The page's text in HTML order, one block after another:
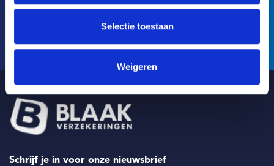
Selectie toestaan
Weigeren
Onafhankelijk advies op maat, passend bij jouw wensen!
Schrijf je in voor onze nieuwsbrief